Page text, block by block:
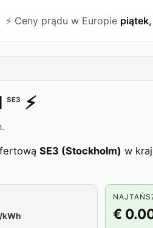
⚡️ Ceny prądu w Europie
SE3 ⚡️
SE3 (Stockholm) w
/kWh €